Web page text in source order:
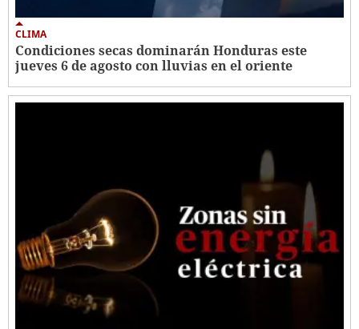
CLIMA
Condiciones secas dominarán Honduras este
jueves 6 de agosto con lluvias en el oriente